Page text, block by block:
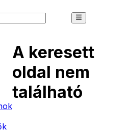
A keresett
oldal nem
található